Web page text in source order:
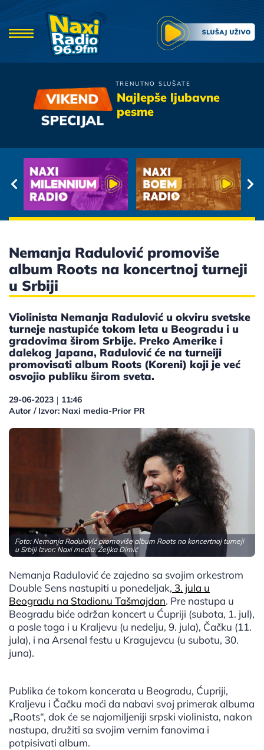
TRENUTNO SLUŠATE
Najlepše ljubavne
pesme
Bijelo Dugme
Evo Zaklecu Se
Nemanja Radulović promoviše
album Roots na koncertnoj turneji
u Srbiji
Violinista Nemanja Radulović u okviru svetske
turneje nastupiće tokom leta u Beogradu i u
gradovima širom Srbije. Preko Amerike i
dalekog Japana, Radulović će na turneiji
promovisati album Roots (Koreni) koji je već
osvojio publiku širom sveta.
29-06-2023 | 11:46
Autor / Izvor: Naxi media-Prior PR
Foto: Nemanja Radulović promoviše album Roots na koncertnoj turneji
u Srbiji Izvor: Naxi media, Željka Dimić
Nemanja Radulović će zajedno sa svojim orkestrom
Double Sens nastupiti u ponedeljak, 3. jula u
Beogradu na Stadionu Tašmajdan. Pre nastupa u
Beogradu biće održan koncert u Ćupriji (subota, 1. jul),
a posle toga i u Kraljevu (u nedelju, 9. jula), Čačku (11.
jula), i na Arsenal festu u Kragujevcu (u subotu, 30.
juna).
Publika će tokom koncerata u Beogradu, Ćupriji,
Kraljevu i Čačku moći da nabavi svoj primerak albuma
„Roots“, dok će se najomiljeniji srpski violinista, nakon
nastupa, družiti sa svojim vernim fanovima i
potpisivati album.